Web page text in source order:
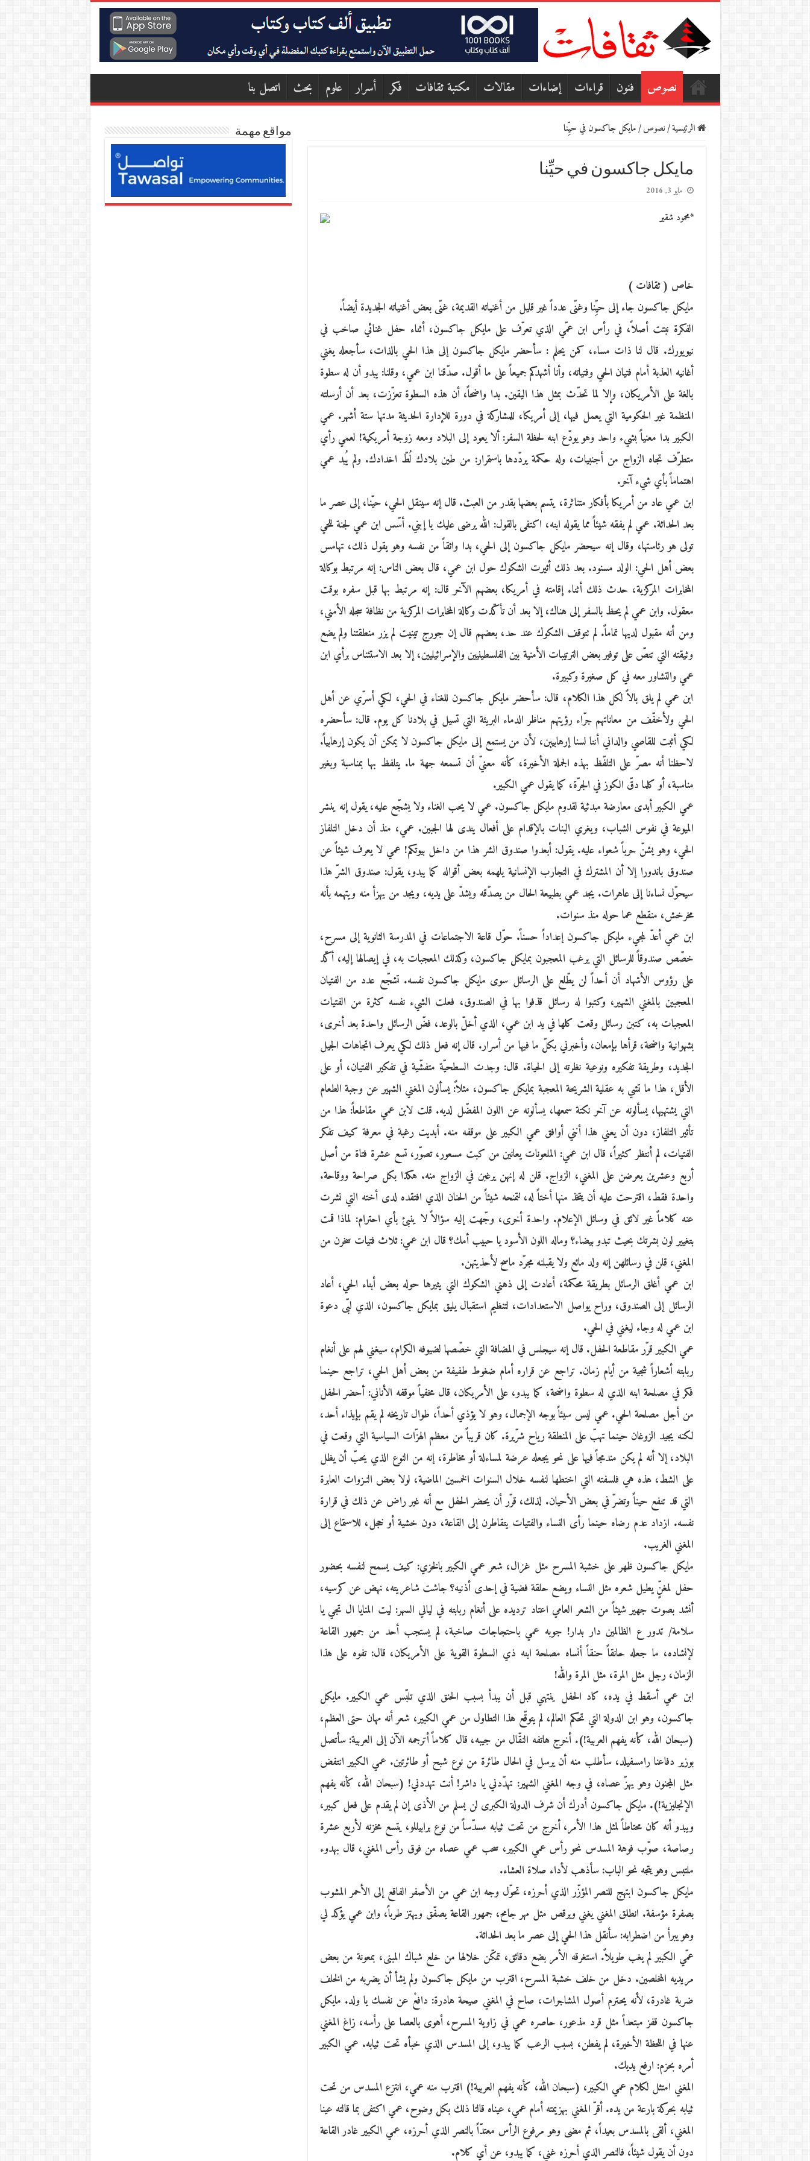
نصوص فنون قراءات إضاءات مقالات مكتبة ثقافات فكر أسرار علوم بحث اتصل بنا
الرئيسية/نصوص/مايكل جاكسون في حيِّنا
مايكل جاكسون في حيِّنا
مايو 3, 2016
*محمود شقير
خاص ( ثقافات )
مايكل جاكسون جاء إلى حيِّنا وغنّى عدداً غير قليل من أغنياته القديمة، غنّى بعض أغنياته الجديدة أيضاً.
الفكرة نبتت أصلاً، في رأس ابن عمّي الذي تعرّف على مايكل جاكسون، أثناء حفل غنائي صاخب في
نيويورك. قال لنا ذات مساء، كمن يحلم : سأحضر مايكل جاكسون إلى هذا الحي بالذات، سأجعله يغني
أغانيه العذبة أمام فتيان الحي وفتياته، وأنا أشهدكم جميعاً على ما أقول. صدّقنا ابن عمي، وقلنا: يبدو أن له سطوة
بالغة على الأمريكان، وإلا لما تحدّث بمثل هذا اليقين. بدا واضحاً، أن هذه السطوة تعزّزت، بعد أن أرسلته
المنظمة غير الحكومية التي يعمل فيها، إلى أمريكا، للمشاركة في دورة للإدارة الحديثة مدتها ستة أشهر. عمي
الكبير بدا معنياً بشيء واحد وهو يودّع ابنه لحظة السفر: ألا يعود إلى البلاد ومعه زوجة أمريكية! لعمي رأي
متطرّف تجاه الزواج من أجنبيات، وله حكمة يردّدها باستمرار: من طين بلادك لُطّ اخدادك. ولم يُبد عمي
اهتماماً بأي شيء آخر.
ابن عمي عاد من أمريكا بأفكار متناثرة، يتسم بعضها بقدر من العبث. قال إنه سينقل الحي، حيّنا، إلى عصر ما
بعد الحداثة. عمي لم يفقه شيئاً مما يقوله ابنه، اكتفى بالقول: الله يرضى عليك يا إبني. أسّس ابن عمي لجنة للحي
تولى هو رئاستها، وقال إنه سيحضر مايكل جاكسون إلى الحي، بدا واثقاً من نفسه وهو يقول ذلك، تهامس
بعض أهل الحي: الولد مسنود. بعد ذلك أثيرت الشكوك حول ابن عمي، قال بعض الناس: إنه مرتبط بوكالة
المخابرات المركزية، حدث ذلك أثناء إقامته في أمريكا، بعضهم الآخر قال: إنه مرتبط بها قبل سفره بوقت
معقول. وابن عمي لم يحظ بالسفر إلى هناك، إلا بعد أن تأكّدت وكالة المخابرات المركزية من نظافة سجله الأمني،
ومن أنه مقبول لديها تماماً. لم تتوقف الشكوك عند حد، بعضهم قال إن جورج تينيت لم يزر منطقتنا ولم يضع
وثيقته التي تنصّ على توفير بعض الترتيبات الأمنية بين الفلسطينيين والإسرائيليين، إلا بعد الاستئناس برأي ابن
عمي والتشاور معه في كل صغيرة وكبيرة.
ابن عمي لم يلق بالاً لكل هذا الكلام، قال: سأحضر مايكل جاكسون للغناء في الحي، لكي أسرّي عن أهل
الحي ولأخفّف من معاناتهم جرّاء رؤيتهم مناظر الدماء البريئة التي تسيل في بلادنا كل يوم. قال: سأحضره
لكي أثبت للقاصي والداني أننا لسنا إرهابيين، لأن من يستمع إلى مايكل جاكسون لا يمكن أن يكون إرهابياً.
لاحظنا أنه مصرّ على التلفّظ بهذه الجملة الأخيرة، كأنه معنيّ أن تسمعه جهة ما. يتلفظ بها بمناسبة وبغير
مناسبة، أو كلما دقّ الكوز في الجرّة، كما يقول عمي الكبير.
عمي الكبير أبدى معارضة مبدئية لقدوم مايكل جاكسون. عمي لا يحب الغناء ولا يشجّع عليه، يقول إنه ينشر
الميوعة في نفوس الشباب، ويغري البنات بالإقدام على أفعال يندى لها الجبين. عمي، منذ أن دخل التلفاز
الحي، وهو يشنّ حرباً شعواء عليه. يقول: أبعدوا صندوق الشر هذا من داخل بيوتكم! عمي لا يعرف شيئاً عن
صندوق باندورا إلا أن المشترك في التجارب الإنسانية يلهمه بعض أقواله كما يبدو، يقول: صندوق الشرّ هذا
سيحوّل نساءنا إلى عاهرات. يجد عمي بطبيعة الحال من يصدّقه ويشدّ على يديه، ويجد من يهزأ منه ويتهمه بأنه
مخرخش، منقطع عما حوله منذ سنوات.
ابن عمي أعدّ لمجيء مايكل جاكسون إعداداً حسناً. حوّل قاعة الاجتماعات في المدرسة الثانوية إلى مسرح،
خصّص صندوقاً للرسائل التي يرغب المعجبون بمايكل جاكسون، وكذلك المعجبات به، في إيصالها إليه، أكّد
على رؤوس الأشهاد أن أحداً لن يطّلع على الرسائل سوى مايكل جاكسون نفسه. تشجّع عدد من الفتيان
المعجبين بالمغني الشهير، وكتبوا له رسائل قذفوا بها في الصندوق، فعلت الشيء نفسه كثرة من الفتيات
المعجبات به، كتبن رسائل وقعت كلها في يد ابن عمي، الذي أخلّ بالوعد، فضّ الرسائل واحدة بعد أخرى،
بشهوانية واضحة، قرأها بإمعان، وأخبرني بكلّ ما فيها من أسرار. قال إنه فعل ذلك لكي يعرف اتجاهات الجيل
الجديد، وطريقة تفكيره ونوعية نظرته إلى الحياة. قال: وجدت السطحيّة متفشّية في تفكير الفتيان، أو على
الأقل، هذا ما تشي به عقلية الشريحة المعجبة بمايكل جاكسون، مثلاً: يسألون المغني الشهير عن وجبة الطعام
التي يشتهيها، يسألونه عن آخر نكتة سمعها، يسألونه عن اللون المفضّل لديه. قلت لابن عمي مقاطعاً: هذا من
تأثير التلفاز، دون أن يعني هذا أنني أوافق عمي الكبير على موقفه منه. أبديت رغبة في معرفة كيف تفكر
الفتيات، لم أنتظر كثيراً، قال ابن عمي: الملعونات يعانين من كبت مسعور، تصوّر، تسع عشرة فتاة من أصل
أربع وعشرين يعرضن على المغني، الزواج. قلن له إنهن يرغبن في الزواج منه. هكذا بكل صراحة ووقاحة.
واحدة فقط، اقترحت عليه أن يتخذ منها أختاً له، لتمنحه شيئاً من الحنان الذي افتقده لدى أخته التي نشرت
عنه كلاماً غير لائق في وسائل الإعلام. واحدة أخرى، وجّهت إليه سؤالاً لا ينبئ بأي احترام: لماذا قمت
بتغيير لون بشرتك بحيث تبدو بيضاء؟ وماله اللون الأسود يا حبيب أمك؟ قال ابن عمي: ثلاث فتيات سخرن من
المغني، قلن في رسائلهن إنه ولد مائع ولا يقبلنه مجرّد ماسح لأحذيتهن.
ابن عمي أغلق الرسائل بطريقة محكمة، أعادت إلى ذهني الشكوك التي يثيرها حوله بعض أبناء الحي، أعاد
الرسائل إلى الصندوق، وراح يواصل الاستعدادات، لتنظيم استقبال يليق بمايكل جاكسون، الذي لبّى دعوة
ابن عمي له وجاء ليغني في الحي.
عمي الكبير قرّر مقاطعة الحفل. قال إنه سيجلس في المضافة التي خصّصها لضيوفه الكرام، سيغني لهم على أنغام
ربابته أشعاراً شجية من أيام زمان. تراجع عن قراره أمام ضغوط طفيفة من بعض أهل الحي، تراجع حينما
فكر في مصلحة ابنه الذي له سطوة واضحة، كما يبدو، على الأمريكان، قال مخفياً موقفه الأناني: أحضر الحفل
من أجل مصلحة الحي. عمي ليس سيئاً بوجه الإجمال، وهو لا يؤذي أحداً، طوال تاريخه لم يقم بإيذاء أحد،
لكنه يجيد الزوغان حينما تهبّ على المنطقة رياح شرّيرة. كان قريباً من معظم الهزّات السياسية التي وقعت في
البلاد، إلا أنه لم يكن مندمجاً فيها على نحو يجعله عرضة لمساءلة أو مخاطرة، إنه من النوع الذي يحبّ أن يظل
على الشط، هذه هي فلسفته التي اختطها لنفسه خلال السنوات الخمسين الماضية، لولا بعض النـزوات العابرة
التي قد تنفع حيناً وتضرّ في بعض الأحيان. لذلك، قرّر أن يحضر الحفل مع أنه غير راض عن ذلك في قرارة
نفسه. ازداد عدم رضاه حينما رأى النساء والفتيات يتقاطرن إلى القاعة، دون خشية أو خجل، للاستماع إلى
المغني الغريب.
مايكل جاكسون ظهر على خشبة المسرح مثل غزال، شعر عمي الكبير بالخزي: كيف يسمح لنفسه بحضور
حفل لمغنٍّ يطيل شعره مثل النساء ويضع حلقة فضية في إحدى أذنيه؟ جاشت شاعريته، نهض عن كرسيه،
أنشد بصوت جهير شيئاً من الشعر العامي اعتاد ترديده على أنغام ربابته في ليالي السهر: ليت المنايا ال تجي يا
سلامة/ تدور ع الظالمين دار بدار! جوبه عمي باحتجاجات صاخبة، لم يستجب أحد من جمهور القاعة
لإنشاده، ما جعله حانقاً حنقاً أنساه مصلحة ابنه ذي السطوة القوية على الأمريكان، قال: تفوه على هذا
الزمان، رجل مثل المرة، مثل المرة والله!
ابن عمي أسقط في يده، كاد الحفل ينتهي قبل أن يبدأ بسبب الحنق الذي تلبّس عمي الكبير. مايكل
جاكسون، وهو ابن الدولة التي تحكم العالم، لم يتوقّع هذا التطاول من عمي الكبير، شعر أنه مهان حتى العظم،
(سبحان الله، كأنه يفهم العربية!). أخرج هاتفه النقّال من جيبه، قال كلاماً أترجمه الآن إلى العربية: سأتصل
بوزير دفاعنا رامسفيلد، سأطلب منه أن يرسل في الحال طائرة من نوع شبح أو طائرتين. عمي الكبير انتفض
مثل المجنون وهو يهزّ عصاه، في وجه المغني الشهير: تهدّدني يا داشر! أنت تهددني! (سبحان الله، كأنه يفهم
الإنجليزية!). مايكل جاكسون أدرك أن شرف الدولة الكبرى لن يسلم من الأذى إن لم يقدم على فعل كبير،
ويبدو أنه كان محتاطاً لمثل هذا الأمر، أخرج من تحت ثيابه مسدّساً من نوع برابيللو، يتسع مخزنه لأربع عشرة
رصاصة، صوّب فوهة المسدس نحو رأس عمي الكبير، سحب عمي عصاه من فوق رأس المغني، قال بهدوء
ملتبس وهو يتجه نحو الباب: سأذهب لأداء صلاة العشاء.
مايكل جاكسون ابتهج للنصر المؤزّر الذي أحرزه، تحوّل وجه ابن عمي من الأصفر الفاقع إلى الأحمر المشوب
بصفرة مؤسفة. انطلق المغني يغني ويرقص مثل مهر جامح، جمهور القاعة يصفّق ويهتز طرباً، وابن عمي يؤكد لي
وهو يبرأ من اضطرابه: سأنقل هذا الحي إلى عصر ما بعد الحداثة.
عمّي الكبير لم يغب طويلاً. استغرقه الأمر بضع دقائق، تمكّن خلالها من خلع شباك المبنى، بمعونة من بعض
مريديه المخلصين. دخل من خلف خشبة المسرح، اقترب من مايكل جاكسون ولم يشأ أن يضربه من الخلف
ضربة غادرة، لأنه يحترم أصول المشاجرات، صاح في المغني صيحة هادرة: دافعْ عن نفسك يا ولد. مايكل
جاكسون قفز مبتعداً مثل قرد مذعور، حاصره عمي في زاوية المسرح، أهوى بالعصا على رأسه، زاغ المغني
عنها في اللحظة الأخيرة، لم يفطن، بسبب الرعب كما يبدو، إلى المسدس الذي خبأه تحت ثيابه. عمي الكبير
أمره بحزم: ارفع يديك.
المغني امتثل لكلام عمي الكبير، (سبحان الله، كأنه يفهم العربية!) اقترب منه عمي، انتزع المسدس من تحت
ثيابه بحركة بارعة من يده. أقرّ المغني بهزيمته أمام عمي، عيناه قالتا ذلك بكل وضوح، عمي اكتفى بما قالته عينا
المغني، ألقى بالمسدس بعيداً، ثم مضى وهو مرفوع الرأس معتدّاً بالنصر الذي أحرزه، عمي الكبير غادر القاعة
دون أن يقول شيئاً، فالنصر الذي أحرزه غني، كما يبدو، عن أي كلام.
مواقع مهمة